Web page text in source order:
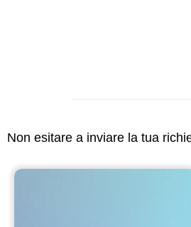
Non esitare a inviare la tua